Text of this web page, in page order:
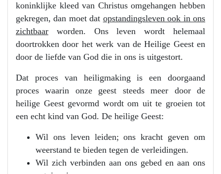
koninklijke kleed van Christus omgehangen hebben
gekregen, dan moet dat opstandingsleven ook in ons
zichtbaar worden. Ons leven wordt helemaal
doortrokken door het werk van de Heilige Geest en
door de liefde van God die in ons is uitgestort.
Dat proces van heiligmaking is een doorgaand
proces waarin onze geest steeds meer door de
heilige Geest gevormd wordt om uit te groeien tot
een echt kind van God. De heilige Geest:
Wil ons leven leiden; ons kracht geven om
weerstand te bieden tegen de verleidingen.
Wil zich verbinden aan ons gebed en aan ons